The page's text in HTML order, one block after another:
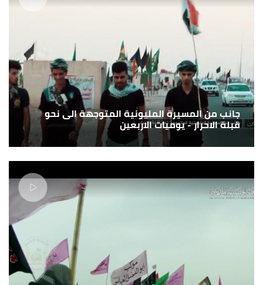
جانب من المسيرة المليونية المتوجهة الى نحو
قبلة الاحرار - يوميات الاربعين